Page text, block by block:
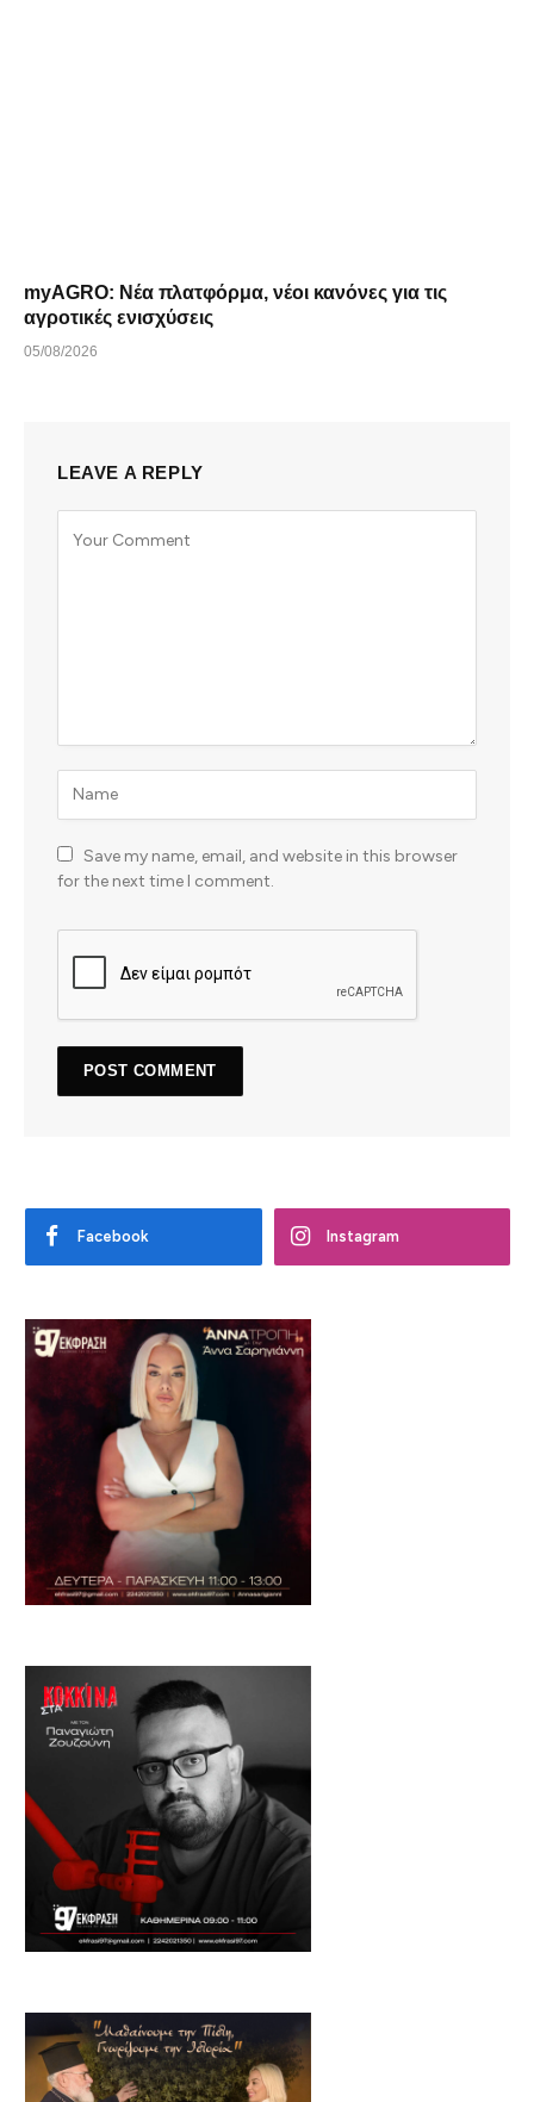
myAGRO: Νέα πλατφόρμα, νέοι κανόνες για τις
αγροτικές ενισχύσεις
05/08/2026
LEAVE A REPLY
Save my name, email, and website in this browser
for the next time I comment.
Facebook Instagram